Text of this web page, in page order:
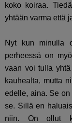
koko koiraa.
yhtään varma että
Nyt kun minulla
perheessä on
vaan voi tulla
kauhealta, mutta
edelle, aina. Se
se. Sillä en
niin. On ollut